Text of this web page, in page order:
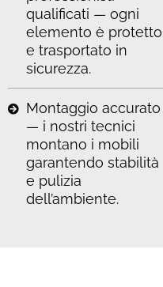
qualificati — ogni
elemento è protetto
e trasportato in
sicurezza.
Montaggio accurato
— i nostri tecnici
montano i mobili
garantendo stabilità
e pulizia
dell’ambiente.